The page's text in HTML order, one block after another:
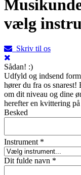
vælg
Skriv til os
Sådan! :)
Udfyld og indsend
hører du fra os
om dit niveau og dine
herefter en kvittering
Besked
Instrument *
Dit fulde navn *